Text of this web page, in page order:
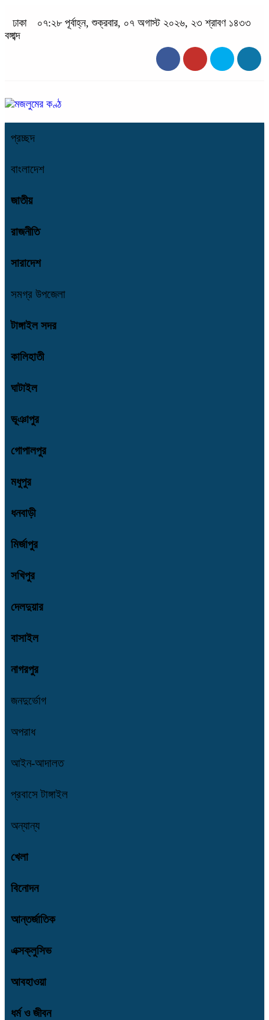
ঢাকা
০৭:২৮ পূর্বাহ্ন, শুক্রবার, ০৭ অগাস্ট ২০২৬, ২৩ শ্রাবণ ১৪৩৩
বঙ্গাব্দ
প্রচ্ছদ
বাংলাদেশ
জাতীয়
রাজনীতি
সারাদেশ
সমগ্র উপজেলা
টাঙ্গাইল সদর
কালিহাতী
ঘাটাইল
ভূঞাপুর
গোপালপুর
মধুপুর
ধনবাড়ী
মির্জাপুর
সখিপুর
দেলদুয়ার
বাসাইল
নাগরপুর
জনদুর্ভোগ
অপরাধ
আইন-আদালত
প্রবাসে টাঙ্গাইল
অন্যান্য
খেলা
বিনোদন
আন্তর্জাতিক
এক্সক্লুসিভ
আবহাওয়া
ধর্ম ও জীবন